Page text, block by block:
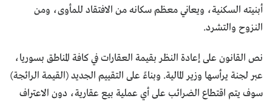
أبنيته السكنية، ويعاني معظم سكانه من الافتقاد للمأوى، ومن
النزوح والتشرد.
نص القانون على إعادة النظر بقيمة العقارات في كافة المناطق بسوريا،
عبر لجنة يرأسها وزير المالية. وبناءً على التقييم الجديد (القيمة الرائجة)
سوف يتم اقتطاع الضرائب على أي عملية بيع عقارية، دون الاعتراف